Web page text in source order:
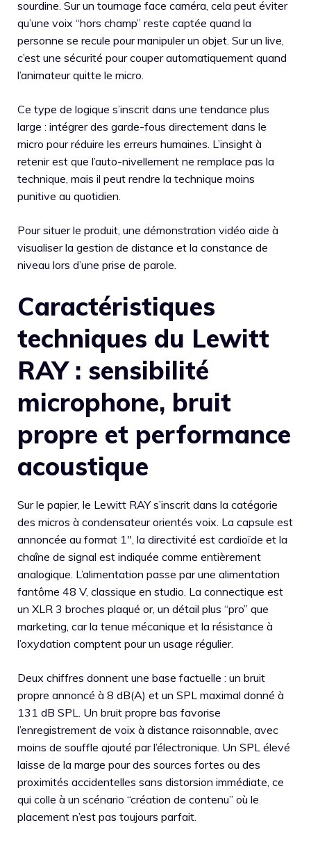
sourdine. Sur un tournage face caméra, cela peut éviter
qu’une voix “hors champ” reste captée quand la
personne se recule pour manipuler un objet. Sur un live,
c’est une sécurité pour couper automatiquement quand
l’animateur quitte le micro.
Ce type de logique s’inscrit dans une tendance plus
large : intégrer des garde-fous directement dans le
micro pour réduire les erreurs humaines. L’insight à
retenir est que l’auto-nivellement ne remplace pas la
technique, mais il peut rendre la technique moins
punitive au quotidien.
Pour situer le produit, une démonstration vidéo aide à
visualiser la gestion de distance et la constance de
niveau lors d’une prise de parole.
Caractéristiques
techniques du Lewitt
RAY : sensibilité
microphone, bruit
propre et performance
acoustique
Sur le papier, le Lewitt RAY s’inscrit dans la catégorie
des micros à condensateur orientés voix. La capsule est
annoncée au format 1″, la directivité est cardioïde et la
chaîne de signal est indiquée comme entièrement
analogique. L’alimentation passe par une alimentation
fantôme 48 V, classique en studio. La connectique est
un XLR 3 broches plaqué or, un détail plus “pro” que
marketing, car la tenue mécanique et la résistance à
l’oxydation comptent pour un usage régulier.
Deux chiffres donnent une base factuelle : un bruit
propre annoncé à 8 dB(A) et un SPL maximal donné à
131 dB SPL. Un bruit propre bas favorise
l’enregistrement de voix à distance raisonnable, avec
moins de souffle ajouté par l’électronique. Un SPL élevé
laisse de la marge pour des sources fortes ou des
proximités accidentelles sans distorsion immédiate, ce
qui colle à un scénario “création de contenu” où le
placement n’est pas toujours parfait.